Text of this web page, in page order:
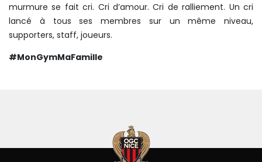
murmure se fait cri. Cri d’amour. Cri de ralliement. Un cri
lancé à tous ses membres sur un même niveau,
supporters, staff, joueurs.
#MonGymMaFamille